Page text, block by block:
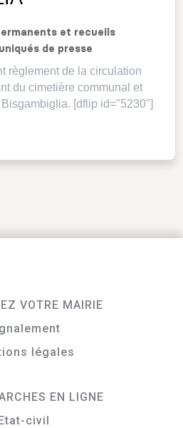
et recueils
de presse
règlement de la circulation
du cimetière communal et
[dflip id="5230"]
VOTRE MAIRIE
légales
EN LIGNE
civil